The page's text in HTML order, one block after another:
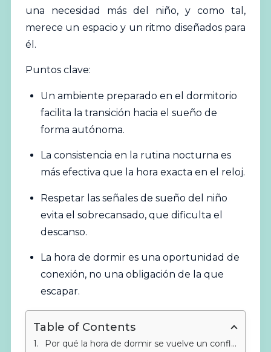
una necesidad más del niño, y como tal,
merece un espacio y un ritmo diseñados para
él.
Puntos clave:
Un ambiente preparado en el dormitorio
facilita la transición hacia elsueño de
forma autónoma.
La consistencia en la rutina nocturna es
más efectiva que la hora exacta en el reloj.
Respetar las señales de sueño del niño
evita el sobrecansado, que dificulta el
descanso.
La hora de dormir es una oportunidad de
conexión, no una obligación de la que
escapar.
Table of Contents
Por qué la hora de dormir se vuelve un conflicto